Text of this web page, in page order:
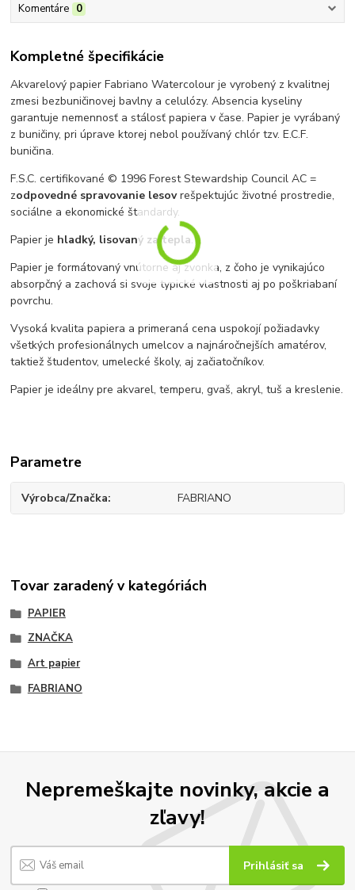
Komentáre 0
Kompletné špecifikácie
Akvarelový papier Fabriano Watercolour je vyrobený z kvalitnej
zmesi bezbuničinovej bavlny a celulózy. Absencia kyseliny
garantuje nemennosť a stálosť papiera v čase. Papier je vyrábaný
z buničiny, pri úprave ktorej nebol používaný chlór tzv. E.C.F.
buničina.
F.S.C. certifikované © 1996 Forest Stewardship Council AC =
zodpovedné spravovanie lesovrešpektujúc životné prostredie,
sociálne a ekonomické štandardy.
Papier je hladký, lisovaný za tepla.
Papier je formátovaný vnútorne aj zvonka, z čoho je vynikajúco
absorpčný a zachová si svoje typické vlastnosti aj po poškriabaní
povrchu.
Vysoká kvalita papiera a primeraná cena uspokojí požiadavky
všetkých profesionálnych umelcov a najnáročnejších amatérov,
taktiež študentov, umelecké školy, aj začiatočníkov.
Papier je ideálny pre akvarel, temperu, gvaš, akryl, tuš a kreslenie.
Parametre
Výrobca/Značka FABRIANO
Tovar zaradený v kategóriách
PAPIER
ZNAČKA
Art papier
FABRIANO
Nepremeškajte novinky, akcie a
zľavy!
Prihlásiť sa